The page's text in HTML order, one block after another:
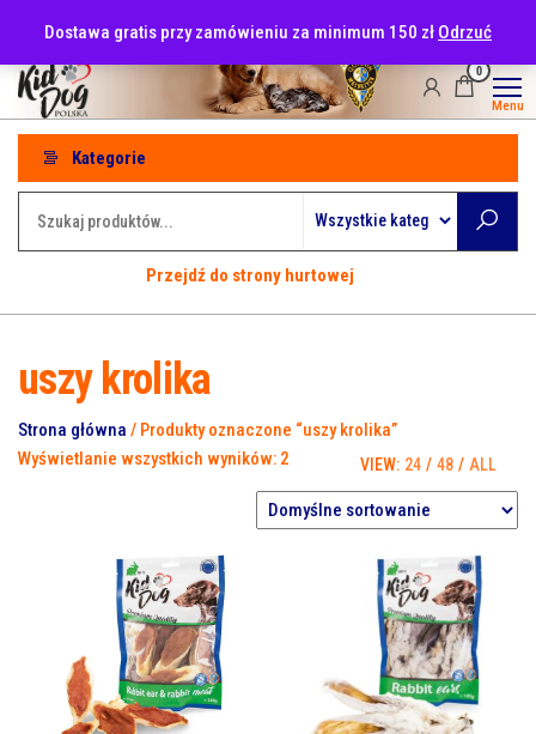
treści
Dostawa gratis przy zamówieniu za minimum 150 zł Odrzuć
0
Menu
Kategorie
Przejdź do strony hurtowej
uszy krolika
Strona główna / Produkty oznaczone “uszy krolika”
VIEW: 24 / 48 / ALL
Wyświetlanie wszystkich wyników: 2